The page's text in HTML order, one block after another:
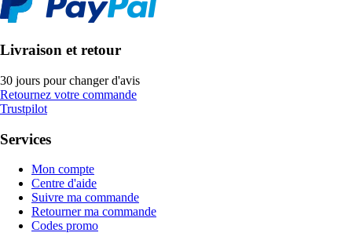
Livraison et retour
30 jours pour changer d'avis
Retournez votre commande
Trustpilot
Services
Mon compte
Centre d'aide
Suivre ma commande
Retourner ma commande
Codes promo